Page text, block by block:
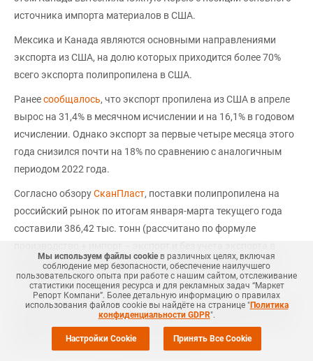
источника импорта материалов в США.
Мексика и Канада являются основными направлениями
экспорта из США, на долю которых приходится более 70%
всего экспорта полипропилена в США.
Ранеесообщалось, что экспорт пропилена из США в апреле
вырос на 31,4% в месячном исчислении и на 16,1% в годовом
исчислении. Однако экспорт за первые четыре месяца этого
года снизился почти на 18% по сравнению с аналогичным
периодом 2022 года.
Согласно обзоруСканПласт, поставки полипропилена на
российский рынок по итогам января-марта текущего года
составили 386,42 тыс. тонн (рассчитано по формуле
Беларусь и Казахстан), что на 9% больше показателя 2022
года. Выросли поставки исключительно ПП-гомо.
Крупнейшие производители полипропилена в США включают
Braskem, ExxonMobil, Formosa, INEOS, LyondellBasell, Pinnacle
Polymers, Phillips 66 и Total Petrochemicals.
Мы используем файлы cookieв различных целях, включая
соблюдение мер безопасности, обеспечение наилучшего
пользовательского опыта при работе с нашим сайтом, отслеживание
статистики посещения ресурса и для рекламных задач “Маркет
Репорт Компани”. Более детальную информацию о правилах
использования файлов cookie вы найдёте на странице "Политика
конфиденциальности GDPR".
Настройки Cookie Принять Все Cookie